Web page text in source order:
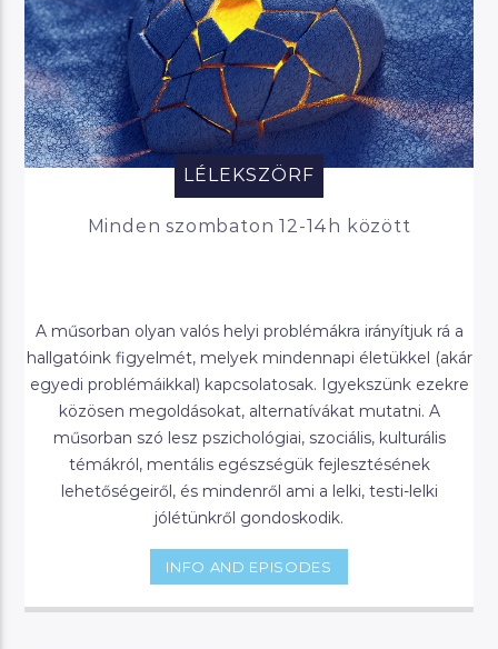
LÉLEKSZÖRF
Minden szombaton 12-14h között
A műsorban olyan valós helyi problémákra irányítjuk rá a
hallgatóink figyelmét, melyek mindennapi életükkel (akár
egyedi problémáikkal) kapcsolatosak. Igyekszünk ezekre
közösen megoldásokat, alternatívákat mutatni. A
műsorban szó lesz pszichológiai, szociális, kulturális
témákról, mentális egészségük fejlesztésének
lehetőségeiről, és mindenről ami a lelki, testi-lelki
jólétünkről gondoskodik.
INFO AND EPISODES